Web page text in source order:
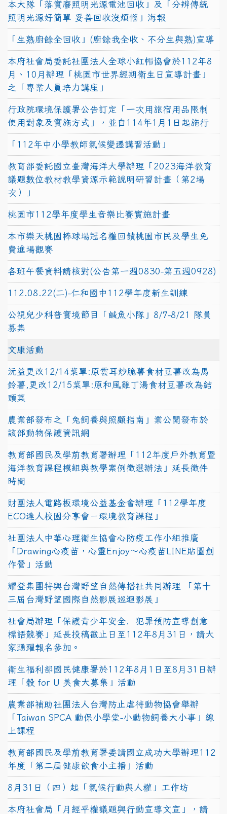
本大隊「落實廢照明光源電池回收」及「分辨傳統
照明光源好簡單 妥善回收沒煩惱」海報
「生熟廚餘全回收」(廚餘我全收、不分生與熟)宣導
本府社會局委託社團法人全球小紅帽協會於112年8
月、10月辦理「桃園市世界經期衛生日宣導計畫」
之「專業人員培力講座」
行政院環境保護署公告訂定「一次用旅宿用品限制
使用對象及實施方式」，並自114年1月1日起施行
「112年中小學教師氣候變遷講習活動」
教育部委託國立臺灣海洋大學辦理「2023海洋教育
議題數位教材教學資源示範說明研習計畫（第2場
次）」
桃園市112學年度學生音樂比賽實施計畫
本市樂天桃園棒球場冠名權回饋桃園市民及學生免
費進場觀賽
各班午餐資料請核對(公告第一週0830-第五週0928)
112.08.22(二)-仁和國中112學年度新生訓練
公視兒少科普實境節目「鹹魚小隊」8/7-8/21 隊員
募集
文康活動
沅益更改12/14菜單:原雲耳炒脆薯食材豆薯改為馬
鈴薯,更改12/15菜單:原和風雞丁湯食材豆薯改為結
頭菜
農業部發布之「兔飼養與照顧指南」業公開發布於
該部動物保護資訊網
教育部國民及學前教育署辦理「112年度戶外教育暨
海洋教育課程模組與教學案例徵選辦法」延長徵件
時間
財團法人電路板環境公益基金會辦理「112學年度
ECO達人校園分享會－環境教育課程」
社團法人中華心理衛生協會心防疫工作小組推廣
「Drawing心疫苗，心靈Enjoy〜心疫苗LINE貼圖創
作營」活動
耀登集團特與台灣野望自然傳播社共同辦理 「第十
三屆台灣野望國際自然影展巡迴影展」
社會局辦理「保護青少年安全．犯罪預防宣導創意
標語競賽」延長投稿截止日至112年8月31日，請大
家踴躍報名參加。
衛生福利部國民健康署於112年8月1日至8月31日辦
理「穀 for U 美食大募集」活動
農業部補助社團法人台灣防止虐待動物協會舉辦
「Taiwan SPCA 動保小學堂-小動物飼養大小事」線
上課程
教育部國民及學前教育署委請國立成功大學辦理112
年度「第二屆健康飲食小主播」活動
8月31日（四）起「氣候行動與人權」工作坊
本府社會局「月經平權議題與行動宣導文宣」，請